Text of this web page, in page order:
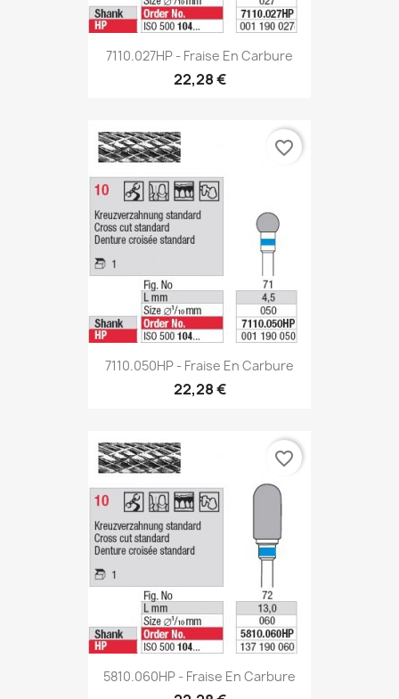
7110.027HP - Fraise En Carbure
22,28 €
7110.050HP - Fraise En Carbure
22,28 €
favorite_border
5810.060HP - Fraise En Carbure
favorite_border